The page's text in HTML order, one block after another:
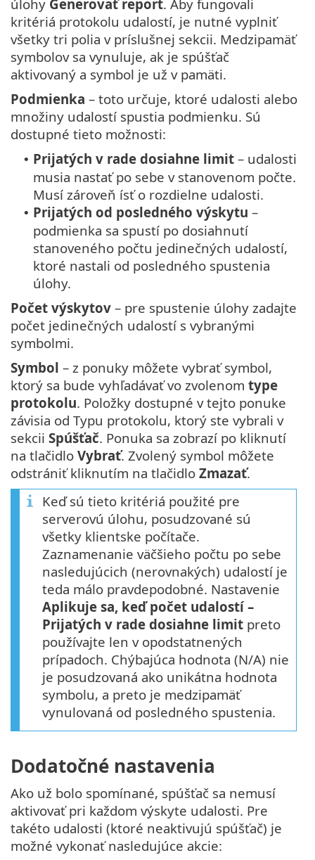
úlohy Generovať report. Aby fungovali
kritériá protokolu udalostí, je nutné vyplniť
všetky tri polia v príslušnej sekcii. Medzipamäť
symbolov sa vynuluje, ak je spúšťač
aktivovaný a symbol je už v pamäti.
Podmienka – toto určuje, ktoré udalosti alebo
množiny udalostí spustia podmienku. Sú
dostupné tieto možnosti:
• Prijatých v rade dosiahne limit – udalosti
musia nastať po sebe v stanovenom počte.
Musí zároveň ísť o rozdielne udalosti.
• Prijatých od posledného výskytu –
podmienka sa spustí po dosiahnutí
stanoveného počtu jedinečných udalostí,
ktoré nastali od posledného spustenia
úlohy.
Počet výskytov – pre spustenie úlohy zadajte
počet jedinečných udalostí s vybranými
symbolmi.
Symbol – z ponuky môžete vybrať symbol,
ktorý sa bude vyhľadávať vo zvolenom type
protokolu. Položky dostupné v tejto ponuke
závisia od Typu protokolu, ktorý ste vybrali v
sekcii Spúšťač. Ponuka sa zobrazí po kliknutí
na tlačidlo Vybrať. Zvolený symbol môžete
odstrániť kliknutím na tlačidlo Zmazať.
Keď sú tieto kritériá použité pre
serverovú úlohu, posudzované sú
všetky klientske počítače.
Zaznamenanie väčšieho počtu po sebe
nasledujúcich (nerovnakých) udalostí je
teda málo pravdepodobné. Nastavenie
Aplikuje sa, keď počet udalostí –
Prijatých v rade dosiahne limit preto
používajte len v opodstatnených
prípadoch. Chýbajúca hodnota (N/A) nie
je posudzovaná ako unikátna hodnota
symbolu, a preto je medzipamäť
vynulovaná od posledného spustenia.
Dodatočné nastavenia
Ako už bolo spomínané, spúšťač sa nemusí
aktivovať pri každom výskyte udalosti. Pre
takéto udalosti (ktoré neaktivujú spúšťač) je
možné vykonať nasledujúce akcie: